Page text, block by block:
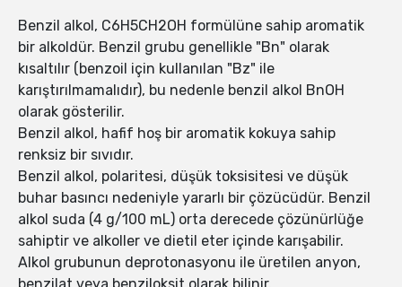
Benzil alkol, C6H5CH2OH formülüne sahip aromatik
bir alkoldür. Benzil grubu genellikle "Bn" olarak
kısaltılır (benzoil için kullanılan "Bz" ile
karıştırılmamalıdır), bu nedenle benzil alkol BnOH
olarak gösterilir.
Benzil alkol, hafif hoş bir aromatik kokuya sahip
renksiz bir sıvıdır.
Benzil alkol, polaritesi, düşük toksisitesi ve düşük
buhar basıncı nedeniyle yararlı bir çözücüdür. Benzil
alkol suda (4 g/100 mL) orta derecede çözünürlüğe
sahiptir ve alkoller ve dietil eter içinde karışabilir.
Alkol grubunun deprotonasyonu ile üretilen anyon,